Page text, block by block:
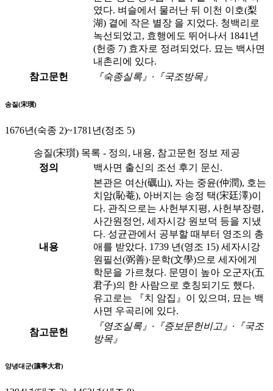
였다. 벼슬에서 물러난 뒤 이천 이호(梨
湖) 곁에 작은 별장 을 지었다. 청백리로
녹선되었고, 효행에도 뛰어나서 1841년
(헌종 7) 효자로 정려되었다. 묘는 백사면
내촌리에 있다.
참고문헌
『숙종실록』·『국조방목』
송질(宋瓆)
1676년(숙종 2)~1781년(정조 5)
송질(宋瓆) 목록 - 정의, 내용, 참고문헌 정보 제공
정의
백사면 출신의 조선 후기 문신.
내용
본관은 여산(礪山), 자는 중윤(仲潤), 호는
치암(恥菴), 아버지는 송정 택(宋廷澤)이
다. 관직으로는 사헌부지평, 사헌부장령,
사간원정언, 세자시강 원보덕 등을 지냈
다. 성균관에서 공부할 때부터 영조의 총
애를 받았다. 1739 년(영조 15) 세자시강
원필선(弼善)·문학(文學)으로 세자에게
학문을 가르쳤다. 문명이 높아 오군자(五
君子)의 한 사람으로 호칭되기도 했다.
유고로는 『치 암집』이 있으며, 묘는 백
사면 우곡리에 있다.
참고문헌
『영조실록』·『증보문헌비고』·『국조
방목』
양녕대군(讓寧大君)